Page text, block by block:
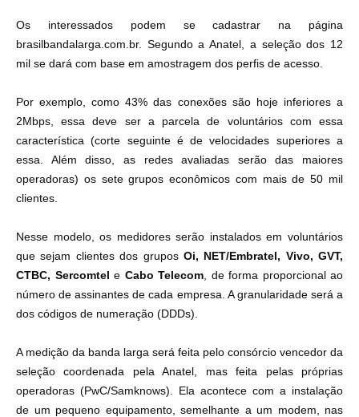
Os interessados podem se cadastrar na página
brasilbandalarga.com.br. Segundo a Anatel, a seleção dos 12
mil se dará com base em amostragem dos perfis de acesso.
Por exemplo, como 43% das conexões são hoje inferiores a
2Mbps, essa deve ser a parcela de voluntários com essa
característica (corte seguinte é de velocidades superiores a
essa. Além disso, as redes avaliadas serão das maiores
operadoras) os sete grupos econômicos com mais de 50 mil
clientes.
Nesse modelo, os medidores serão instalados em voluntários
que sejam clientes dos grupos Oi, NET/Embratel, Vivo, GVT,
CTBC, Sercomtel e Cabo Telecom , de forma proporcional ao
número de assinantes de cada empresa. A granularidade será a
dos códigos de numeração (DDDs).
A medição da banda larga será feita pelo consórcio vencedor da
seleção coordenada pela Anatel, mas feita pelas próprias
operadoras (PwC/Samknows). Ela acontece com a instalação
de um pequeno equipamento, semelhante a um modem, nas